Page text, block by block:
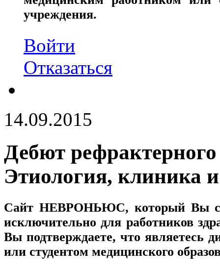
учреждения.
Войти
Отказаться
14.09.2015
Дебют рефрактерного
Этиология, клиника
Сайт НЕВРОНЬЮС, который Вы
исключительно для работников
Вы подтверждаете, что являетесь
или студентом медицинского